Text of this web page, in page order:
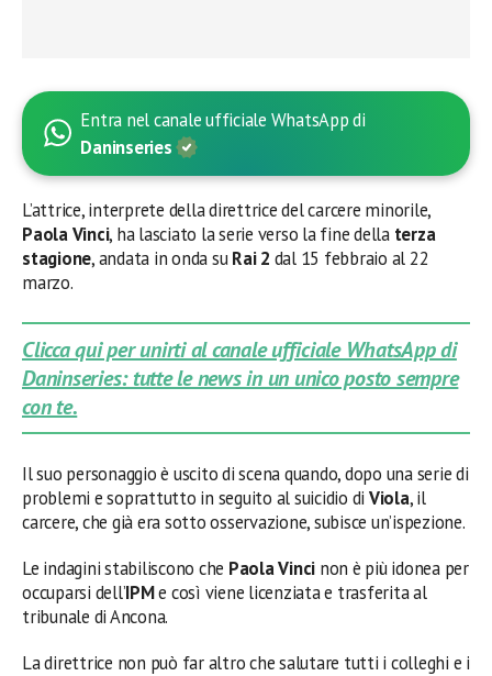
Entra nel canale ufficiale WhatsApp di
Daninseries
L’attrice, interprete della direttrice del carcere minorile,
Paola Vinci, ha lasciato la serie verso la fine della terza
stagione, andata in onda suRai 2 dal 15 febbraio al 22
marzo.
Clicca qui per unirti al canale ufficiale WhatsApp di
Daninseries: tutte le news in un unico posto sempre
con te.
Il suo personaggio è uscito di scena quando, dopo una serie di
problemi e soprattutto in seguito al suicidio di Viola, il
carcere, che già era sotto osservazione, subisce un’ispezione.
Le indagini stabiliscono che Paola Vinci non è più idonea per
occuparsi dell’IPMe così viene licenziata e trasferita al
tribunale di Ancona.
La direttrice non può far altro che salutare tutti i colleghi e i